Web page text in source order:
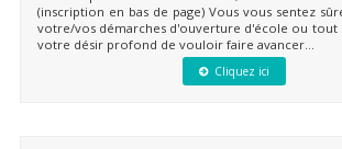
(inscription en bas de page) Vous vous sentez
votre/vos démarches d'ouverture d'école ou tout
votre désir profond de vouloir faire avancer...
Cliquez ici